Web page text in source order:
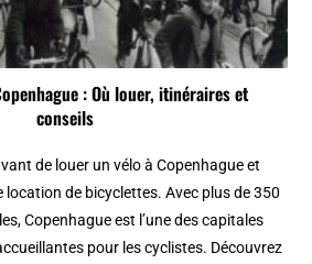
: Où louer, itinéraires et
conseils
de louer un vélo à Copenhague et
location de bicyclettes. Avec plus de 350
Copenhague est l’une des capitales
pour les cyclistes. Découvrez